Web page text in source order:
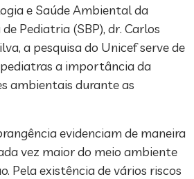
e Saúde Ambiental da
Pediatria (SBP), dr. Carlos
a pesquisa do Unicef serve de
a importância da
ambientais durante as
evidenciam de maneira
vez maior do meio ambiente
Pela existência de vários riscos